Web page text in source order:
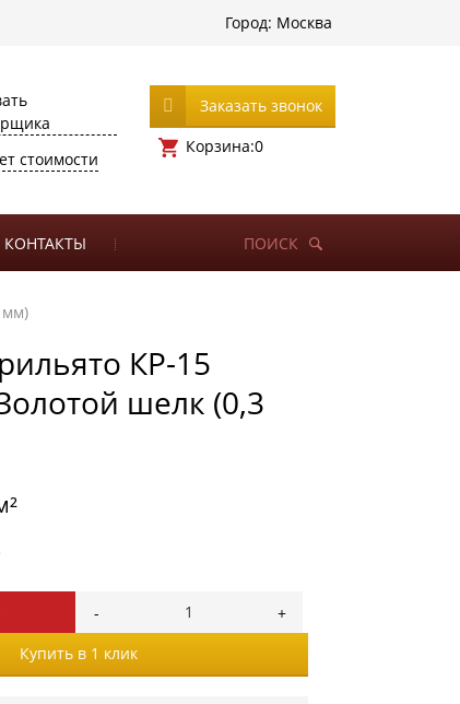
Город: Москва
стоимости
Заказать звонок
Корзина:0
КОНТАКТЫ ПОИСК
мм)
КР-15
шелк (0,3
Купить в 1 клик